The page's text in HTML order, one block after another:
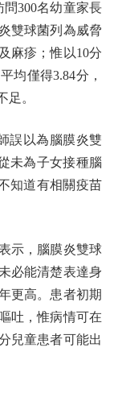
300名幼童家長
雙球菌列為威脅
麻疹；惟以10分
均僅得3.84分，
足。
誤以為腦膜炎雙
未為子女接種腦
知道有相關疫苗
示，腦膜炎雙球
必能清楚表達身
更高。患者初期
吐，惟病情可在
兒童患者可能出